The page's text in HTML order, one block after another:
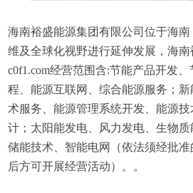
海南裕盛能源集团有限公司位于海
维及全球化视野进行延伸发展，海南
c0f1.com经营范围含:节能产品开发
程、能源互联网、综合能源服务；
术服务、能源管理系统开发、能源
计；太阳能发电、风力发电、生物质
储能技术、智能电网（依法须经批
后方可开展经营活动）。。